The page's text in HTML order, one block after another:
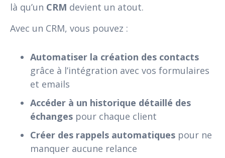
là qu’un CRM devient un atout.
Avec un CRM, vous pouvez :
Automatiser la création des contacts
grâce à l’intégration avec vos formulaires
et emails
Accéder à un historique détaillé des
échanges pour chaque client
Créer des rappels automatiques pour ne
manquer aucune relance